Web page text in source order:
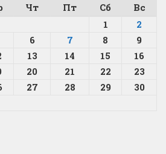
Чт Пт Сб
Вс
1
2
6 7 8
9
13 14 15
16
20 21 22
23
27 28 29
30